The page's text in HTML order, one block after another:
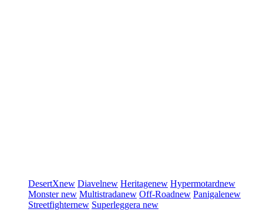
DesertXnew Diavelnew Heritagenew Hypermotardnew
Monsternew Multistradanew Off-Roadnew Panigalenew
Streetfighternew Superleggera new